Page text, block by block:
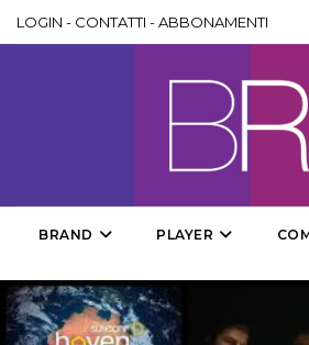
LOGIN - CONTATTI -ABBONAMENTI
BRAND PLAYER